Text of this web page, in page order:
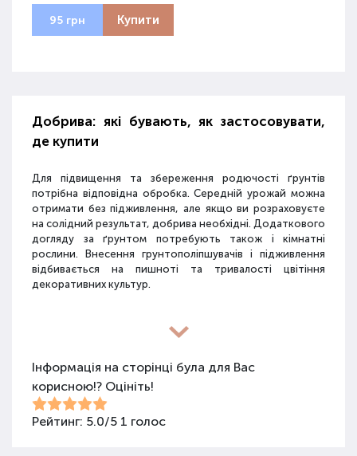
95 грн Купити
Добрива: які бувають, як застосовувати,
де купити
Для підвищення та збереження родючості ґрунтів
потрібна відповідна обробка. Середній урожай можна
отримати без підживлення, але якщо ви розраховуєте
на солідний результат, добрива необхідні. Додаткового
догляду за ґрунтом потребують також і кімнатні
рослини. Внесення грунтополіпшувачів і підживлення
відбивається на пишноті та тривалості цвітіння
декоративних культур.
Різновиди засобів для покращення
Для покращення поживних якостей ґрунту
використовуються різні види засобів: мінеральні
добрива, органічні суміші, засоби змішаного типу,
Інформація на сторінці була для Вас
корисною!? Оцініть!
Рейтинг: 5.0/5 1 голос